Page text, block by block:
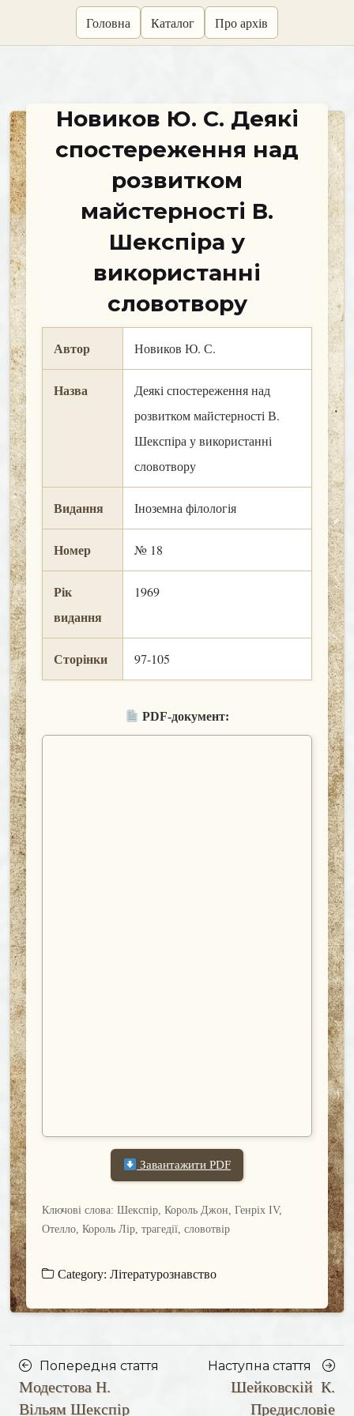
Головна Каталог Про архів
Новиков Ю. С. Деякі
спостереження над
розвитком
майстерності В.
Шекспіра у
використанні
словотвору
Автор Новиков Ю. С.
Назва
Деякі спостереження над
розвитком майстерності В.
Шекспіра у використанні
словотвору
Видання Іноземна філологія
Номер № 18
Рік
видання
1969
Сторінки 97-105
PDF-документ:
Завантажити PDF
Ключові слова: Шекспір, Король Джон, Генріх IV,
Отелло, Король Лір, трагедії, словотвір
Category: Літературознавство
Posts
navigation
Попередня стаття
Попередня
стаття
Модестова Н.
Вільям Шекспір
Наступна стаття
стаття
Шейковскій К.
Предисловіе